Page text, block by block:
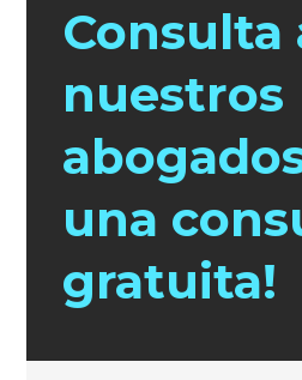
Consulta
nuestros
una
gratuita!